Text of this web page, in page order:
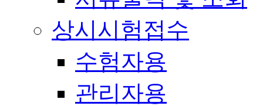
상시시험접수
수험자용
관리자용